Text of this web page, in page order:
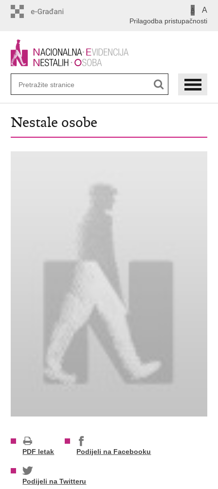
A A
Prilagodba pristupačnosti
Nestale osobe
PDF letak Podijeli na Facebooku
Podijeli na Twitteru